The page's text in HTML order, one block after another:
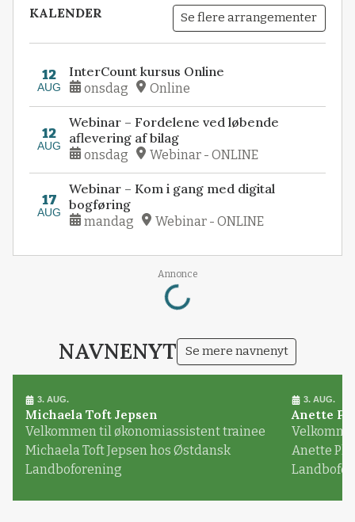
KALENDER Se flere arrangementer
12
AUG
InterCount kursus Online
onsdag Online
12
AUG
Webinar – Fordelene ved løbende
aflevering af bilag
onsdag Webinar - ONLINE
17
AUG
Webinar – Kom i gang med digital
bogføring
mandag Webinar - ONLINE
Annonce
Loading...
NAVNENYT Se mere navnenyt
3. AUG.
Michaela Toft Jepsen
Velkommen til økonomiassistent trainee
Michaela Toft Jepsen hos Østdansk
Landboforening
3. AUG.
Anette
Anette